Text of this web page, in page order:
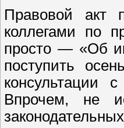
Правовой акт
коллегами по
просто — «Об
поступить
консультации
Впрочем, не